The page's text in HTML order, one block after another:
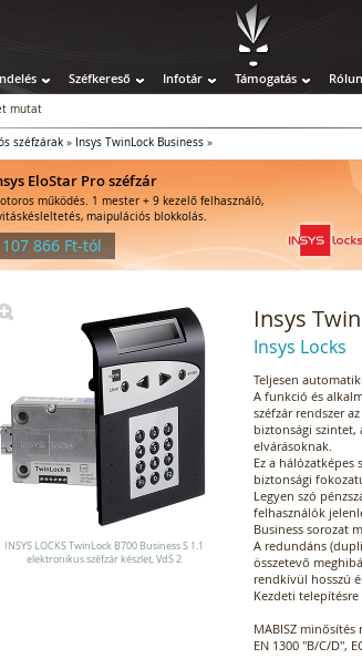
Széfkereső Infotár Támogatás
mutat
széfzárak » Insys TwinLock Business »
EloStar Pro széfzár
működés. 1 mester + 9 kezelő felhasználó,
maipulációs blokkolás.
866 Ft-tól
INSYS LOCKS TwinLock B700 Business S 1.1
elektronikus széfzár készlet, VdS 2
Insys
Insys Locks
Teljesen
A funkció és
széfzár rendszer
biztonsági szintet,
elvárásoknak.
Ez a hálózatképes
biztonsági
Legyen szó
felhasználók
Business sorozat
A redundáns
összetevő
rendkívül hosszú
Kezdeti
MABISZ minősítés
EN 1300 "B/C/D",